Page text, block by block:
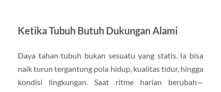
Ketika Tubuh Butuh Dukungan Alami
Daya tahan tubuh bukan sesuatu yang statis. Ia bisa
naik turun tergantung pola hidup, kualitas tidur, hingga
kondisi lingkungan. Saat ritme harian berubah—